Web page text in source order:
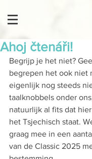
Ahoj čtenáři!
Begrijp je het niet?
begrepen het ook niet
eigenlijk nog steeds
taalknobbels onder
natuurlijk al fits dat
het Tsjechisch staat.
graag mee in een
van de Classic 2025